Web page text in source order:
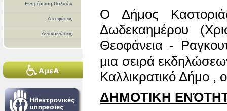
Ενημέρωση Πολιτών
Αποφάσεις
Ανακοινώσεις
Ο Δήμος
Δωδεκαημέρου
Θεοφάνεια -
μια σειρά
Καλλικρατικό Δήμο ,
ΔΗΜΟΤΙΚΗ